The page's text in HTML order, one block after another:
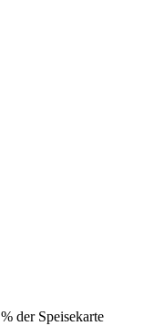
% der Speisekarte